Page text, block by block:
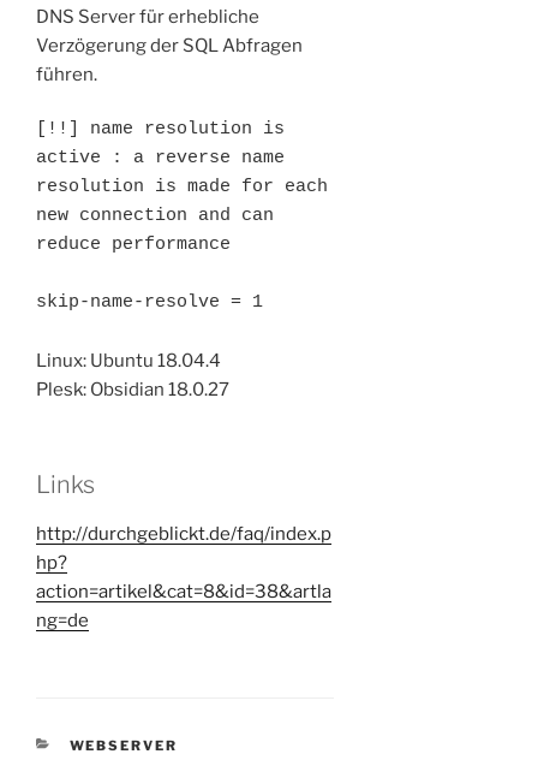
DNS Server für erhebliche
Verzögerung der SQL Abfragen
führen.
[!!] name resolution is
active : a reverse name
resolution is made for each
new connection and can
reduce performance
skip-name-resolve = 1
Linux: Ubuntu 18.04.4
Plesk: Obsidian 18.0.27
Links
http://durchgeblickt.de/faq/index.p
hp?
action=artikel&cat=8&id=38&artla
ng=de
KATEGORIEN
WEBSERVER